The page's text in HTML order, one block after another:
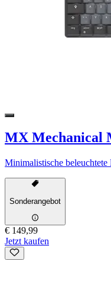
MX Mechanical
Minimalistische beleuchtete
Sonderangebot
€ 149,99
Jetzt kaufen